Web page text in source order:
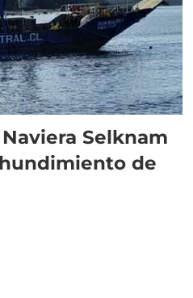
Selknam
de